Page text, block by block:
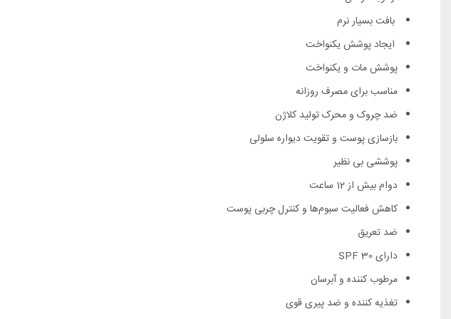
بافت بسیار نرم
ایجاد پوشش یکنواخت
پوشش مات و یکنواخت
مناسب برای مصرف روزانه
ضد چروک و محرک تولید کلاژن
بازسازی پوست و تقویت دیواره سلولی
پوششی بی نظیر
دوام بیش از 12 ساعت
کاهش فعالیت سبوم‌ها و کنترل چربی پوست
ضد تعریق
دارای SPF 30
مرطوب کننده و آبرسان
تغذیه کننده و ضد پیری قوی